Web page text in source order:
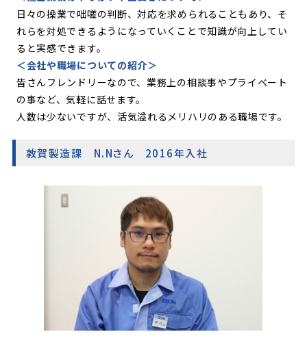
日々の操業で咄嗟の判断、対応を求められることもあり、そ
れらを対処できるようになっていくことで知識が向上してい
ると実感できます。
＜会社や職場についての紹介＞
皆さんフレンドリーなので、業務上の相談事やプライベート
の事など、気軽に話せます。
人数は少ないですが、活気溢れるメリハリのある職場です。
敦賀製造課 N.Nさん 2016年入社